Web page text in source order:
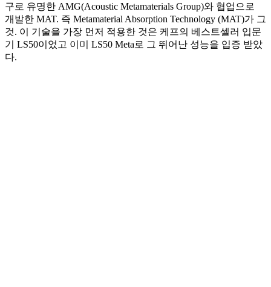
구로 유명한 AMG(Acoustic Metamaterials Group)와 협업으로
개발한 MAT. 즉 Metamaterial Absorption Technology (MAT)가 그
것. 이 기술을 가장 먼저 적용한 것은 케프의 베스트셀러 입문
기 LS50이었고 이미 LS50 Meta로 그 뛰어난 성능을 입증 받았
다.